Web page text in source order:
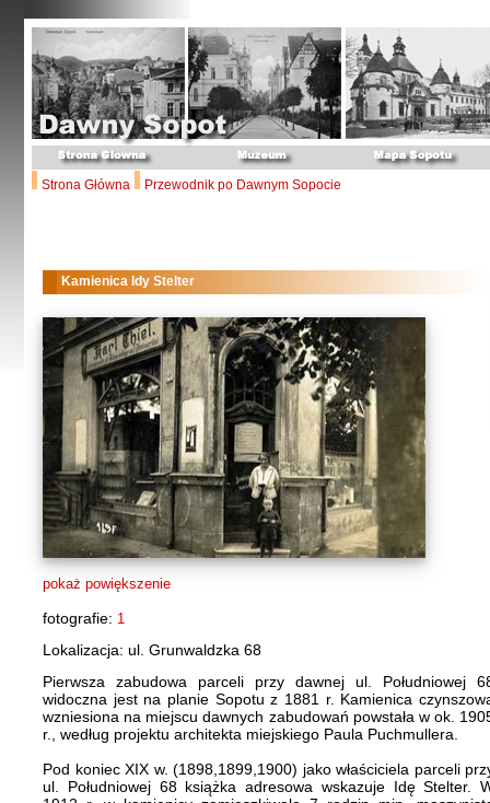
Strona Główna Przewodnik po Dawnym Sopocie
Kamienica Idy Stelter
pokaż powiększenie
fotografie: 1
Lokalizacja: ul. Grunwaldzka 68
Pierwsza zabudowa parceli przy dawnej ul. Południowej
widoczna jest na planie Sopotu z 1881 r. Kamienica
wzniesiona na miejscu dawnych zabudowań powstała w ok.
r., według projektu architekta miejskiego Paula Puchmullera.
Pod koniec XIX w. (1898,1899,1900) jako właściciela parceli
ul. Południowej 68 książka adresowa wskazuje Idę Stelter.